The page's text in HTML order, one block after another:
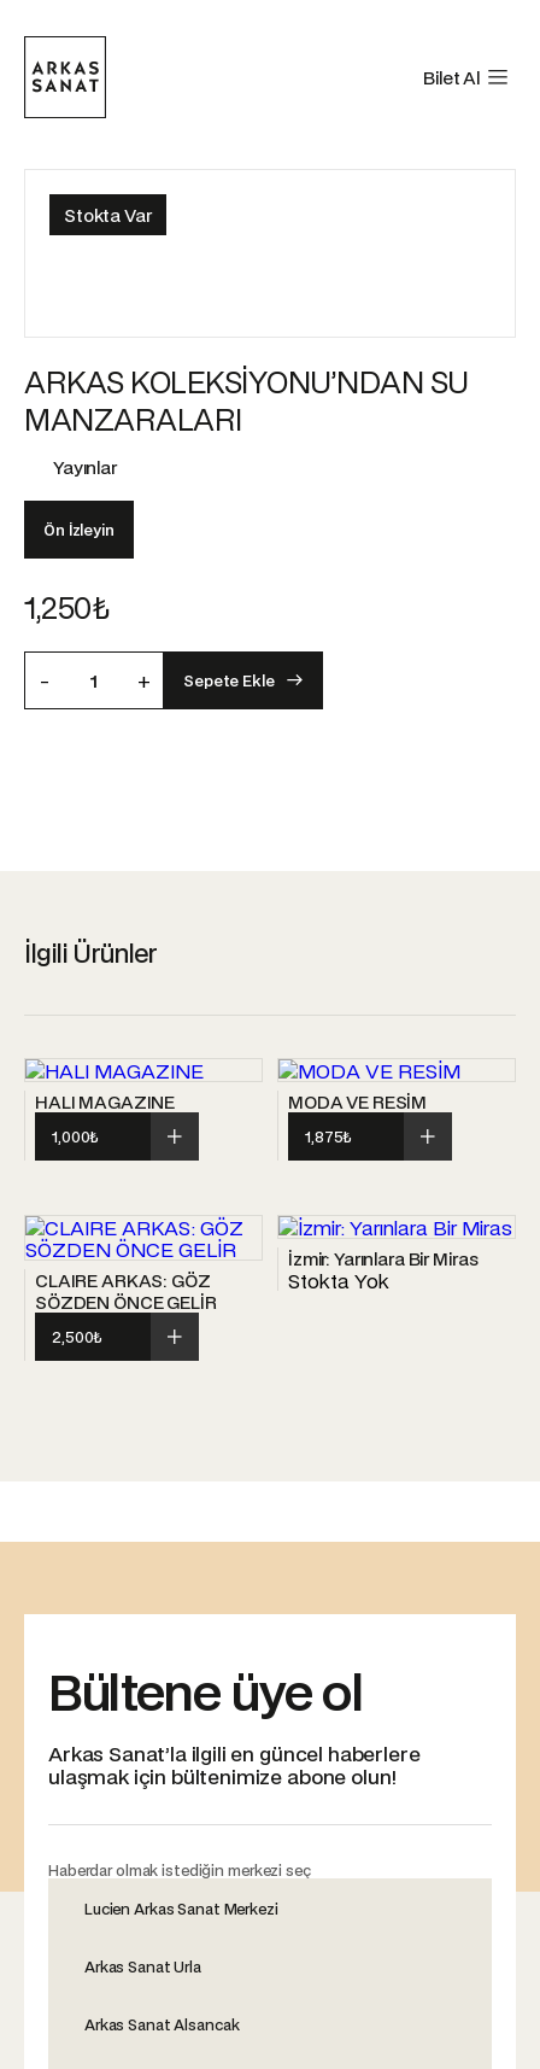
Bilet Al
Stokta Var
ARKAS KOLEKSİYONU’NDAN SU
MANZARALARI
Yayınlar
Ön İzleyin
1,250₺
- + Sepete Ekle
İlgili Ürünler
HALI MAGAZINE
1,000₺
MODA VE RESİM
1,875₺
CLAIRE ARKAS: GÖZ
SÖZDEN ÖNCE GELİR
2,500₺
İzmir: Yarınlara Bir Miras
Stokta Yok
Bültene üye ol
Arkas Sanat’la ilgili en güncel haberlere
ulaşmak için bültenimize abone olun!
Haberdar olmak istediğin merkezi seç
Lucien Arkas Sanat Merkezi
Arkas Sanat Urla
Arkas Sanat Alsancak